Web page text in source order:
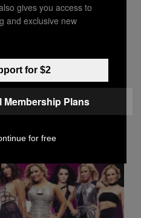
Spectrum of
Be
4 Pop Songs
gives you access to
and exclusive new
for $2
Membership Plans
for free